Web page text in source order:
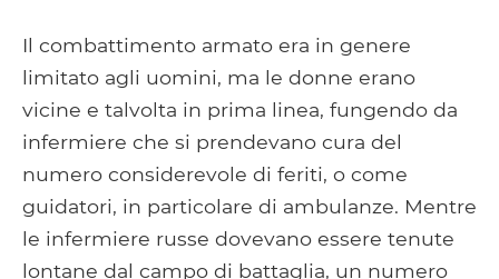
Il combattimento armato era in genere
limitato agli uomini, ma le donne erano
vicine e talvolta in prima linea, fungendo da
infermiere che si prendevano cura del
numero considerevole di feriti, o come
guidatori, in particolare di ambulanze. Mentre
le infermiere russe dovevano essere tenute
lontane dal campo di battaglia, un numero